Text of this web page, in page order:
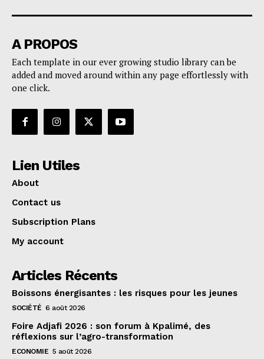
A PROPOS
Each template in our ever growing studio library can be
added and moved around within any page effortlessly with
one click.
Lien Utiles
About
Contact us
Subscription Plans
My account
Articles Récents
Boissons énergisantes : les risques pour les jeunes
SOCIÉTÉ 6 août 2026
Foire Adjafi 2026 : son forum à Kpalimé, des
réflexions sur l’agro-transformation
ECONOMIE 5 août 2026